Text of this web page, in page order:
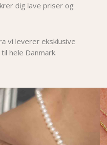
dig lave priser og
vi leverer eksklusive
hele Danmark.